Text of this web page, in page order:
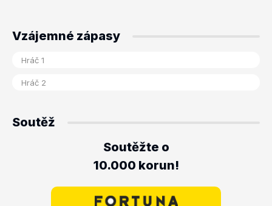
Vzájemné zápasy
Soutěž
Soutěžte o
10.000 korun!